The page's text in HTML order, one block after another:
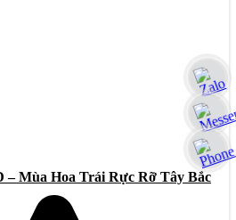
– Mùa Hoa Trái Rực Rỡ Tây Bắc